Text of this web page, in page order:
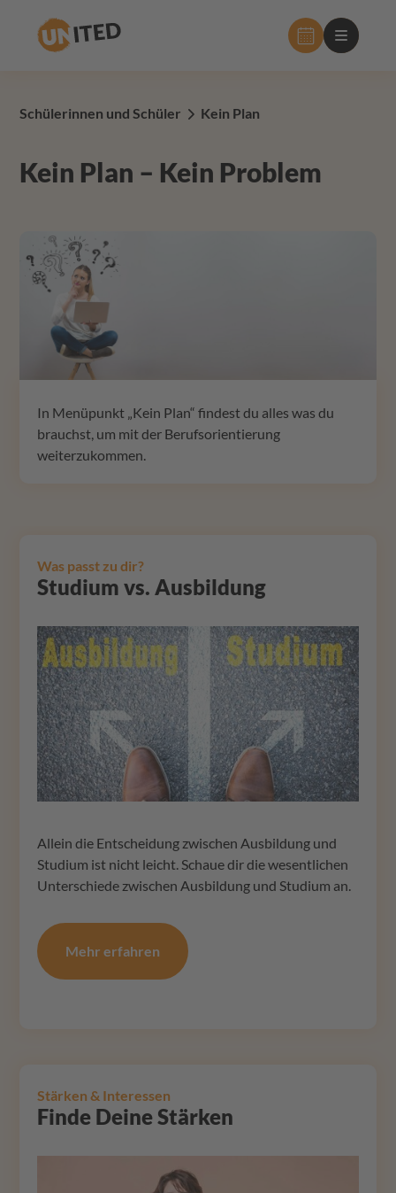
Schülerinnen und Schüler Kein Plan
Kein Plan – Kein Problem
In Menüpunkt „Kein Plan“ findest du alles was du
brauchst, um mit der Berufsorientierung
weiterzukommen.
Was passt zu dir?
Studium vs. Ausbildung
Allein die Entscheidung zwischen Ausbildung und
Studium ist nicht leicht. Schaue dir die wesentlichen
Unterschiede zwischen Ausbildung und Studium an.
Mehr erfahren
Stärken & Interessen
Finde Deine Stärken